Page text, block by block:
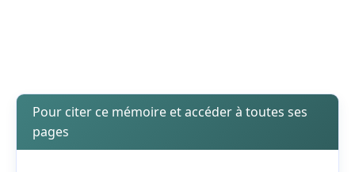
Pour citer ce mémoire et accéder à toutes ses
pages